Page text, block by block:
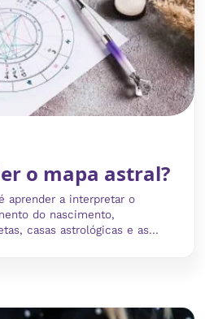
o mapa astral?
aprender a interpretar o
do nascimento,
casas astrológicas e as...